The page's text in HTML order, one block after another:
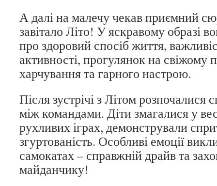
А далі на малечу чекав приємний
завітало Літо! У яскравому образі
про здоровий спосіб життя,
активності, прогулянок на свіжому
харчування та гарного настрою.
Після зустрічі з Літом розпочалися
між командами. Діти змагалися у
рухливих іграх, демонстрували
згуртованість. Особливі емоції
самокатах – справжній драйв та
майданчику!